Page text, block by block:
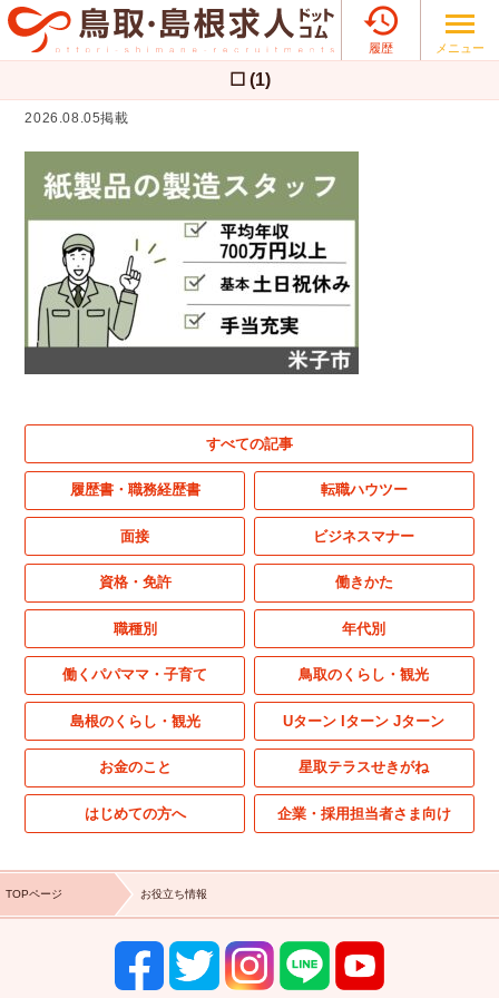

履歴 メニュー
☐ (1)
2026.08.05掲載
すべての記事
履歴書・職務経歴書 転職ハウツー
面接 ビジネスマナー
資格・免許 働きかた
職種別 年代別
働くパパママ・子育て 鳥取のくらし・観光
島根のくらし・観光 Uターン Iターン Jターン
お金のこと 星取テラスせきがね
はじめての方へ 企業・採用担当者さま向け
TOPページ お役立ち情報